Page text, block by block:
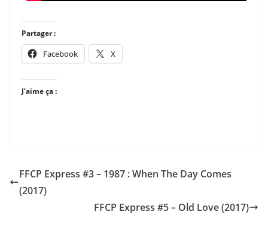
Partager :
Facebook X
J’aime ça :
FFCP Express #3 – 1987 : When The Day Comes
(2017)
FFCP Express #5 – Old Love (2017)